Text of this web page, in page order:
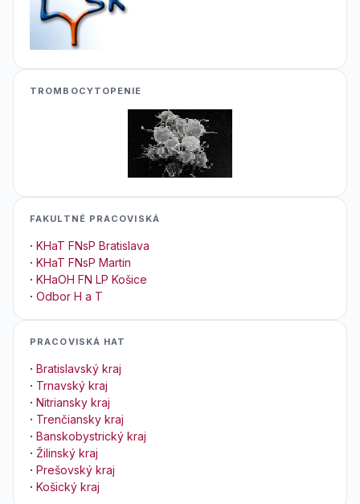
TROMBOCYTOPENIE
FAKULTNÉ PRACOVISKÁ
· KHaT FNsP Bratislava
· KHaT FNsP Martin
· KHaOH FN LP Košice
· Odbor H a T
PRACOVISKÁ HAT
· Bratislavský kraj
· Trnavský kraj
· Nitriansky kraj
· Trenčiansky kraj
· Banskobystrický kraj
· Žilinský kraj
· Prešovský kraj
· Košický kraj